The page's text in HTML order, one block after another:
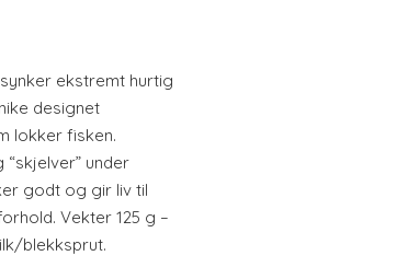
ekstremt hurtig
designet
lokker fisken.
under
godt og gir liv til
Vekter 125 g –
blekksprut.